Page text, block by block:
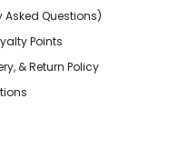
Asked Questions)
Points
& Return Policy